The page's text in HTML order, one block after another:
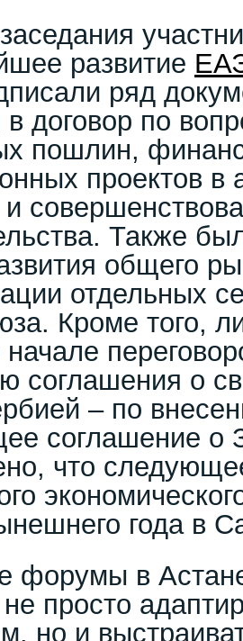
развитие
ряд
договор по
пошлин,
проектов
Также
общего
отдельных
Кроме того,
соглашения о
– по
соглашение о
что
года в
форумы в
просто
но и